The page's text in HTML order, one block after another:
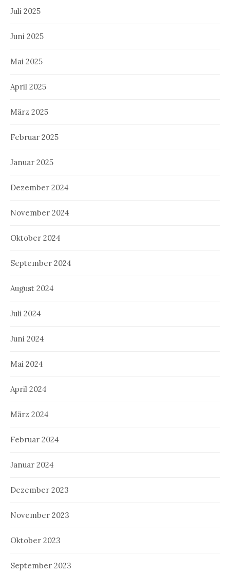
Juli 2025
Juni 2025
Mai 2025
April 2025
März 2025
Februar 2025
Januar 2025
Dezember 2024
November 2024
Oktober 2024
September 2024
August 2024
Juli 2024
Juni 2024
Mai 2024
April 2024
März 2024
Februar 2024
Januar 2024
Dezember 2023
November 2023
Oktober 2023
September 2023